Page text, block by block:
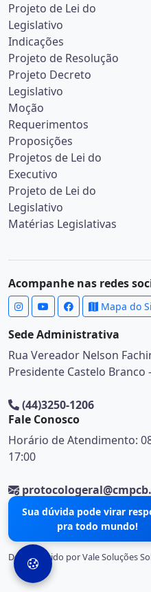
Projeto de Lei do
Legislativo
Indicações
Projeto de Resolução
Projeto Decreto
Legislativo
Moção
Requerimentos
Proposições
Projetos de Lei do
Executivo
Projeto de Lei do
Legislativo
Matérias Legislativas
Acompanhe nas redes
Mapa do
Sede Administrativa
Rua Vereador Nelson
Presidente Castelo Branco
(44)3250-1206
Fale Conosco
Horário de Atendimento:
17:00
Desenvolvido por Vale Soluções
Sua dúvida pode virar
pra todo mundo!